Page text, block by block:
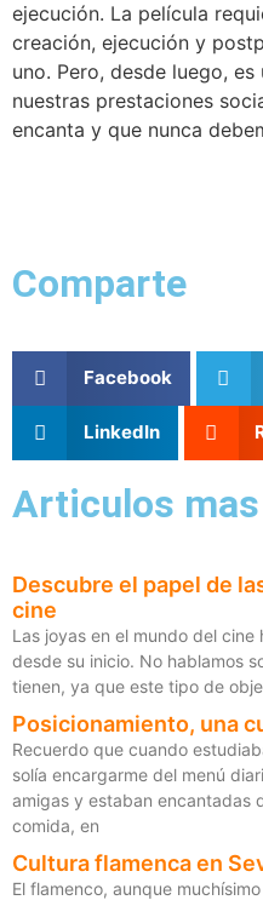
ejecución. La película
creación, ejecución y
uno. Pero, desde luego,
nuestras prestaciones
encanta y que nunca
Comparte
Facebook
LinkedIn
Articulos
Descubre el papel de
cine
Las joyas en el mundo del
desde su inicio. No hablamos
tienen, ya que este tipo de
Posicionamiento, una
Recuerdo que cuando
solía encargarme del menú
amigas y estaban encantadas
comida, en
Cultura flamenca en
El flamenco, aunque